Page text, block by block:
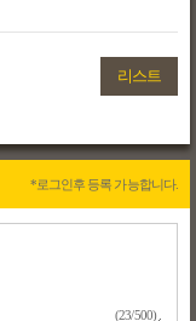
리스트
*로그인후 등록 가능합니다.
(23/500)